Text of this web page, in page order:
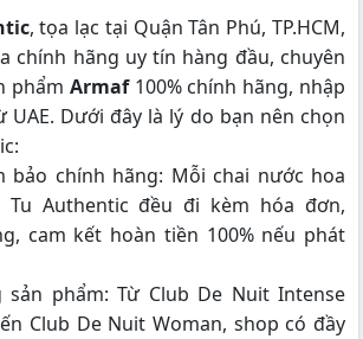
, tọa lạc tại Quận Tân Phú, TP.HCM,
chính hãng uy tín hàng đầu, chuyên
phẩm Armaf100% chính hãng, nhập
Dưới đây là lý do bạn nên chọn
bảo chính hãng: Mỗi chai nước hoa
Authentic đều đi kèm hóa đơn,
cam kết hoàn tiền 100% nếu phát
phẩm: Từ Club De Nuit Intense
Club De Nuit Woman, shop có đầy